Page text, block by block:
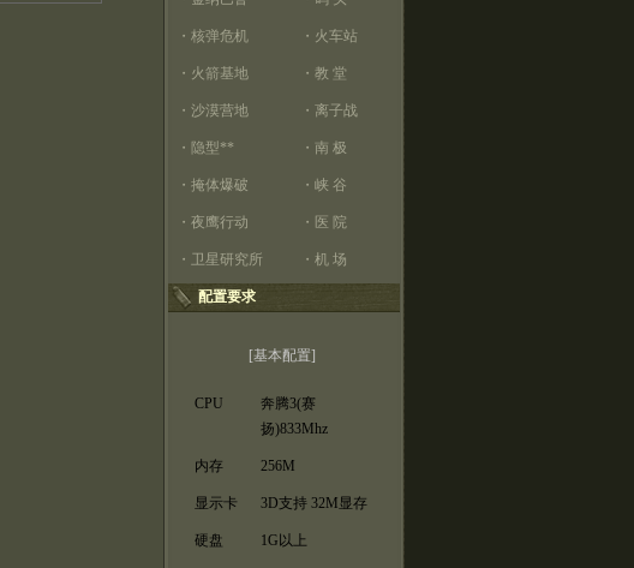
・ 核弹危机 ・ 火车站
・ 火箭基地 ・ 教 堂
・ 沙漠营地 ・ 离子战
・ 隐型** ・ 南 极
・ 掩体爆破 ・ 峡 谷
・ 夜鹰行动 ・ 医 院
・ 卫星研究所 ・ 机 场
配置要求
[基本配置]
CPU
奔腾3(赛
扬)833Mhz
内存 256M
显示卡 3D支持 32M显存
硬盘 1G以上